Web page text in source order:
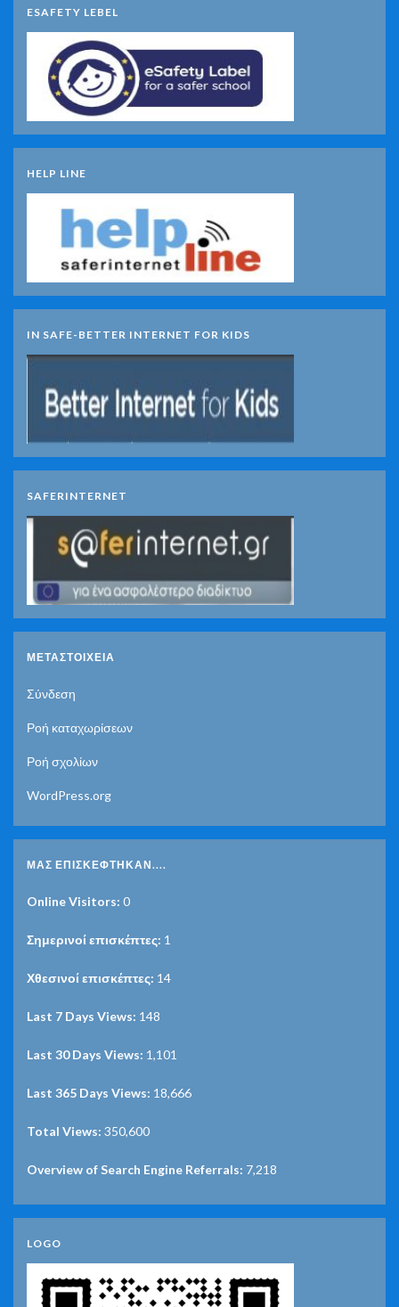
ESAFETY LEBEL
HELP LINE
IN SAFE-BETTER INTERNET FOR KIDS
SAFERINTERNET
ΜΕΤΑΣΤΟΙΧΕΊΑ
Σύνδεση
Ροή καταχωρίσεων
Ροή σχολίων
WordPress.org
ΜΑΣ ΕΠΙΣΚΈΦΤΗΚΑΝ....
Online Visitors: 0
Σημερινοί επισκέπτες: 1
Χθεσινοί επισκέπτες: 14
Last 7 Days Views: 148
Last 30 Days Views: 1,101
Last 365 Days Views: 18,666
Total Views: 350,600
Overview of Search Engine Referrals: 7,218
LOGO